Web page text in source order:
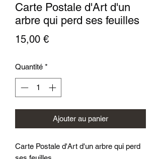
Carte Postale d'Art d'un
arbre qui perd ses feuilles
15,00 €Prix
Quantité *
Ajouter au panier
Carte Postale d'Art d'un arbre qui perd